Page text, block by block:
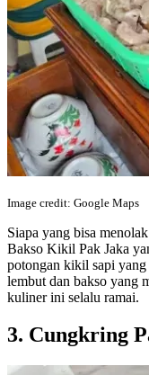
Image credit: Google Maps
Siapa yang bisa
Bakso Kikil Pak Jaka
potongan kikil sapi
lembut dan bakso yang
kuliner ini selalu ramai.
3. Cungkring